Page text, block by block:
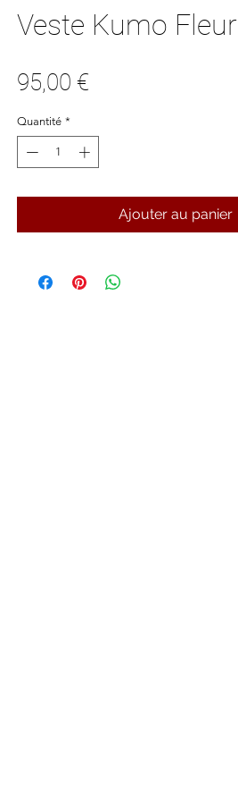
Veste Kumo Fleur
95,00 €
Quantité *
Ajouter au panier